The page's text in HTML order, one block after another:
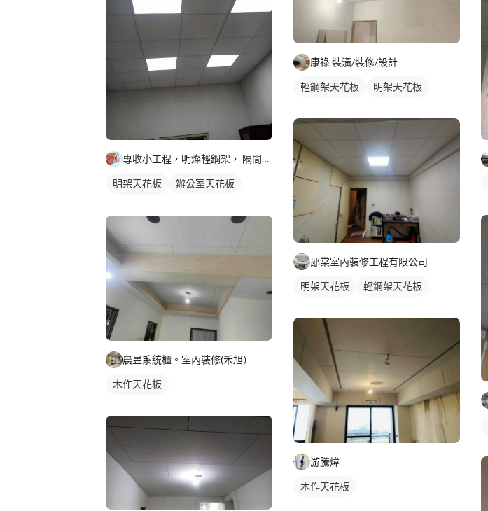
專收小工程，明燦輕鋼架， 隔間，天花板，維修，開孔，專作小坪
明架天花板
辦公室天花板
晨昱系統櫃。室內裝修(禾旭）
木作天花板
康祿 裝潢/裝修/設計
輕鋼架天花板 明架天花板
邷棠室內裝修工程有限公司
明架天花板 輕鋼架天花板
游騰煒
木作天花板